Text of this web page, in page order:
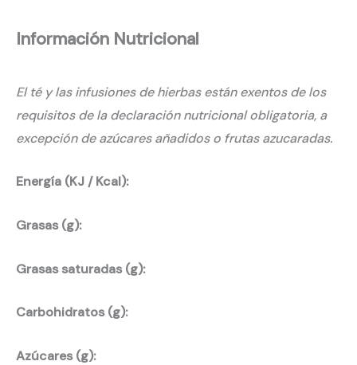
Información Nutricional
El té y las infusiones de hierbas están exentos de los
requisitos de la declaración nutricional obligatoria, a
excepción de azúcares añadidos o frutas azucaradas.
Energía (KJ / Kcal):
Grasas (g):
Grasas saturadas (g):
Carbohidratos (g):
Azúcares (g):